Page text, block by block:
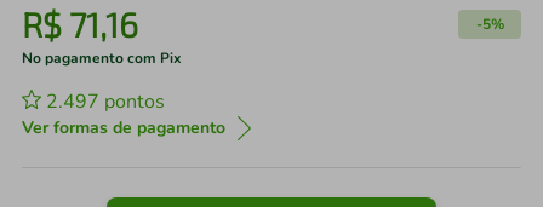
R$ 71,16 -5%
No pagamento com Pix
2.497 pontos
Ver formas de pagamento